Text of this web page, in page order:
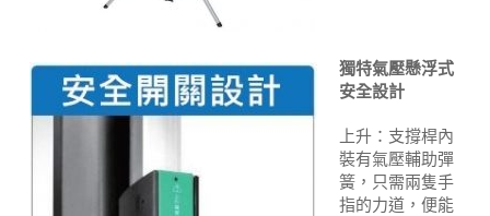
獨特氣壓懸浮式
安全設計
上升：支撐桿內
裝有氣壓輔助彈
簧，只需兩隻手
指的力道，便能